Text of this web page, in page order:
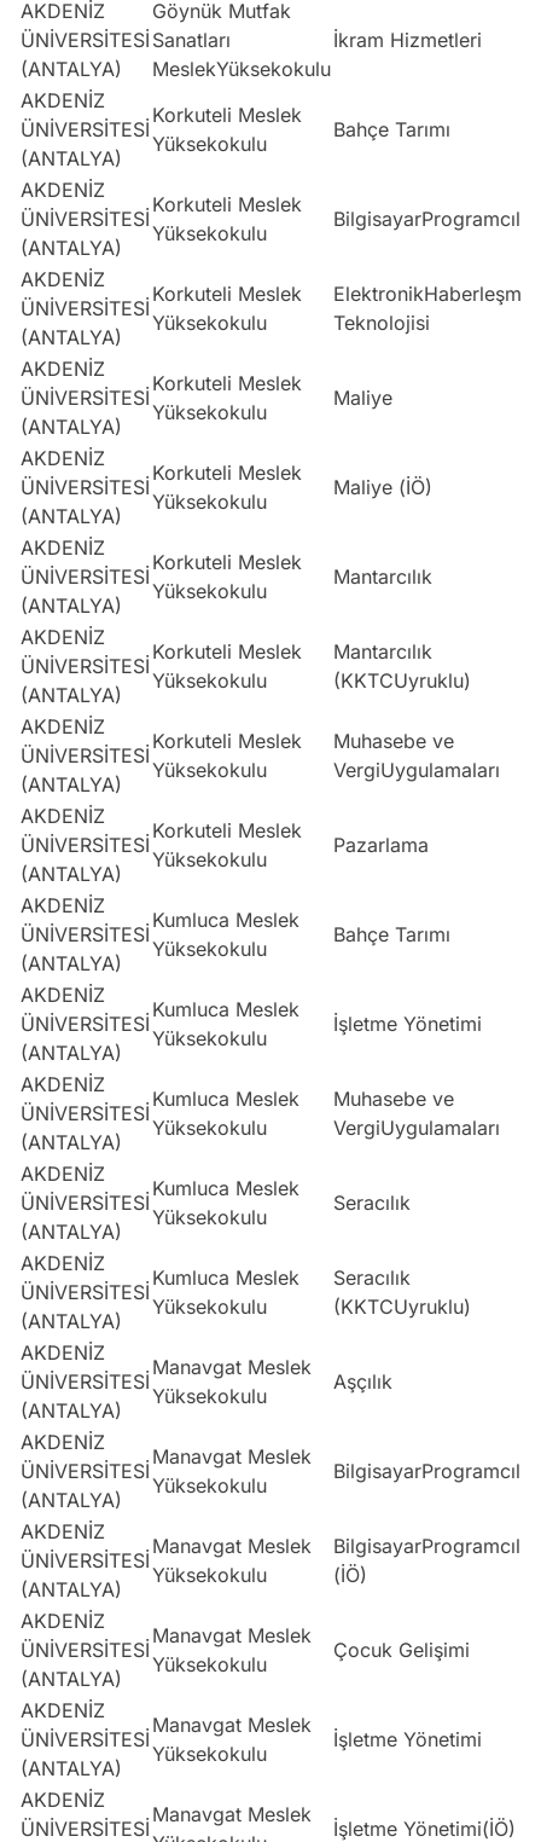
AKDENİZ
ÜNİVERSİTESİ
(ANTALYA)
Göynük Mutfak
Sanatları
MeslekYüksekokulu
İkram Hizmetleri
AKDENİZ
ÜNİVERSİTESİ
(ANTALYA)
Korkuteli Meslek
Yüksekokulu
Bahçe Tarımı
AKDENİZ
ÜNİVERSİTESİ
(ANTALYA)
Korkuteli Meslek
Yüksekokulu
BilgisayarProgramcılığı
AKDENİZ
ÜNİVERSİTESİ
(ANTALYA)
Korkuteli Meslek
Yüksekokulu
ElektronikHaberleşme
Teknolojisi
AKDENİZ
ÜNİVERSİTESİ
(ANTALYA)
Korkuteli Meslek
Yüksekokulu
Maliye
AKDENİZ
ÜNİVERSİTESİ
(ANTALYA)
Korkuteli Meslek
Yüksekokulu
Maliye (İÖ)
AKDENİZ
ÜNİVERSİTESİ
(ANTALYA)
Korkuteli Meslek
Yüksekokulu
Mantarcılık
AKDENİZ
ÜNİVERSİTESİ
(ANTALYA)
Korkuteli Meslek
Yüksekokulu
Mantarcılık
(KKTCUyruklu)
AKDENİZ
ÜNİVERSİTESİ
(ANTALYA)
Korkuteli Meslek
Yüksekokulu
Muhasebe ve
VergiUygulamaları
AKDENİZ
ÜNİVERSİTESİ
(ANTALYA)
Korkuteli Meslek
Yüksekokulu
Pazarlama
AKDENİZ
ÜNİVERSİTESİ
(ANTALYA)
Kumluca Meslek
Yüksekokulu
Bahçe Tarımı
AKDENİZ
ÜNİVERSİTESİ
(ANTALYA)
Kumluca Meslek
Yüksekokulu
İşletme Yönetimi
AKDENİZ
ÜNİVERSİTESİ
(ANTALYA)
Kumluca Meslek
Yüksekokulu
Muhasebe ve
VergiUygulamaları
AKDENİZ
ÜNİVERSİTESİ
(ANTALYA)
Kumluca Meslek
Yüksekokulu
Seracılık
AKDENİZ
ÜNİVERSİTESİ
(ANTALYA)
Kumluca Meslek
Yüksekokulu
Seracılık
(KKTCUyruklu)
AKDENİZ
ÜNİVERSİTESİ
(ANTALYA)
Manavgat Meslek
Yüksekokulu
Aşçılık
AKDENİZ
ÜNİVERSİTESİ
(ANTALYA)
Manavgat Meslek
Yüksekokulu
BilgisayarProgramcılığı
AKDENİZ
ÜNİVERSİTESİ
(ANTALYA)
Manavgat Meslek
Yüksekokulu
BilgisayarProgramcılığı
(İÖ)
AKDENİZ
ÜNİVERSİTESİ
(ANTALYA)
Manavgat Meslek
Yüksekokulu
Çocuk Gelişimi
AKDENİZ
ÜNİVERSİTESİ
(ANTALYA)
Manavgat Meslek
Yüksekokulu
İşletme Yönetimi
AKDENİZ
ÜNİVERSİTESİ
Manavgat Meslek
İşletme Yönetimi(İÖ)